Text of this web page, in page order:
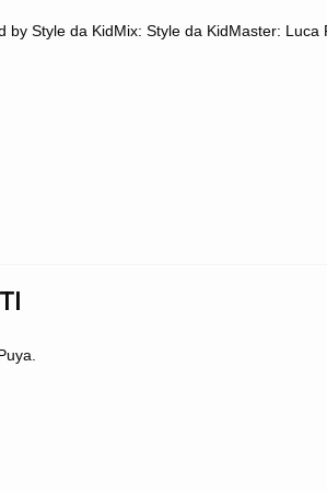
by Style da KidMix: Style da KidMaster: Luca